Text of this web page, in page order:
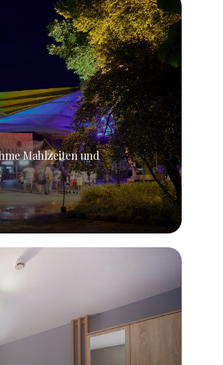
Mahlzeiten und